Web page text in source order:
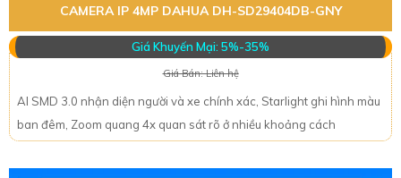
CAMERA IP 4MP DAHUA DH-SD29404DB-GNY
Giá Khuyến Mại: 5%-35%
Giá Bán: Liên hệ
AI SMD 3.0 nhận diện người và xe chính xác, Starlight ghi hình màu
ban đêm, Zoom quang 4x quan sát rõ ở nhiều khoảng cách